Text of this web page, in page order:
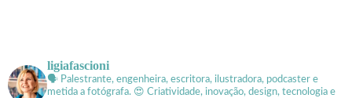
ligiafascioni
🗣 Palestrante, engenheira, escritora, ilustradora, podcaster e
metida a fotógrafa. 😍 Criatividade, inovação, design, tecnologia e